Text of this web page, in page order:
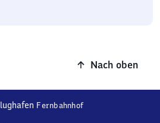
Nach oben
FernbahnhofFrankfurt